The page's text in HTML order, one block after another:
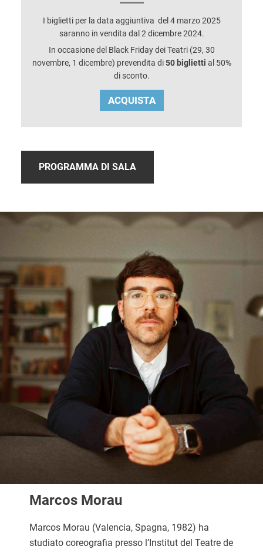
I biglietti per la data aggiuntiva del 4 marzo 2025
saranno in vendita dal 2 dicembre 2024.
In occasione del Black Friday dei Teatri (29, 30
novembre, 1 dicembre) prevendita di50 biglietti al 50%
di sconto.
ACQUISTA
PROGRAMMA DI SALA
Marcos Morau
Marcos Morau (Valencia, Spagna, 1982) ha
studiato coreografia presso l’Institut del Teatre de